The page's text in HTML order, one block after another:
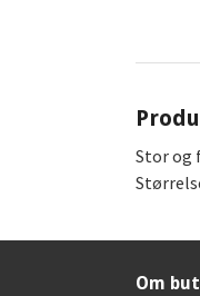
Stor og
Om